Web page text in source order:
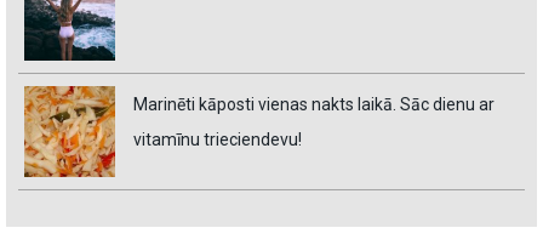
Marinēti kāposti vienas nakts laikā. Sāc dienu ar
vitamīnu trieciendevu!